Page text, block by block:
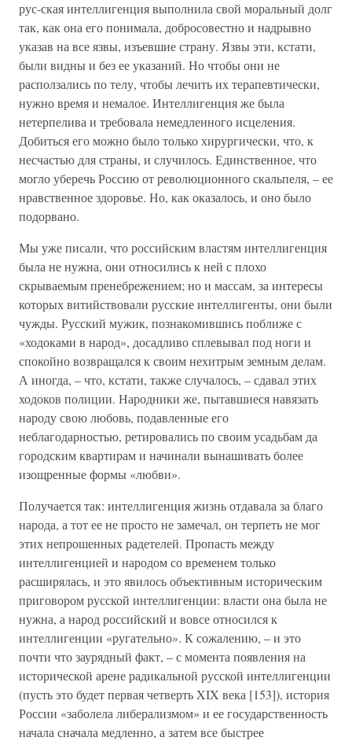
рус-ская интеллигенция выполнила свой моральный долг
так, как она его понимала, добросовестно и надрывно
указав на все язвы, изъевшие страну. Язвы эти, кстати,
были видны и без ее указаний. Но чтобы они не
расползались по телу, чтобы лечить их терапевтически,
нужно время и немалое. Интеллигенция же была
нетерпелива и требовала немедленного исцеления.
Добиться его можно было только хирургически, что, к
несчастью для страны, и случилось. Единственное, что
могло уберечь Россию от революционного скальпеля, – ее
нравственное здоровье. Но, как оказалось, и оно было
подорвано.
Мы уже писали, что российским властям интеллигенция
была не нужна, они относились к ней с плохо
скрываемым пренебрежением; но и массам, за интересы
которых витийствовали русские интеллигенты, они были
чужды. Русский мужик, познакомившись поближе с
«ходоками в народ», досадливо сплевывал под ноги и
спокойно возвращался к своим нехитрым земным делам.
А иногда, – что, кстати, также случалось, – сдавал этих
ходоков полиции. Народники же, пытавшиеся навязать
народу свою любовь, подавленные его
неблагодарностью, ретировались по своим усадьбам да
городским квартирам и начинали вынашивать более
изощренные формы «любви».
Получается так: интеллигенция жизнь отдавала за благо
народа, а тот ее не просто не замечал, он терпеть не мог
этих непрошенных радетелей. Пропасть между
интеллигенцией и народом со временем только
расширялась, и это явилось объективным историческим
приговором русской интеллигенции: власти она была не
нужна, а народ российский и вовсе относился к
интеллигенции «ругательно». К сожалению, – и это
почти что заурядный факт, – с момента появления на
исторической арене радикальной русской интеллигенции
(пусть это будет первая четверть XIX века [153]), история
России «заболела либерализмом» и ее государственность
начала сначала медленно, а затем все быстрее